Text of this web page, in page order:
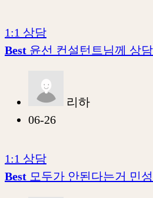
1:1 상담
Best 윤선 컨설턴트님께 상
리하
06-26
1:1 상담
Best 모두가 안된다는거 민